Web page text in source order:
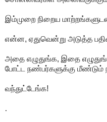
இம்முறை நிறைய
என்ன, ஏதுவென்று அடுத்த
அதை எழுதுங்க, இதை
போட்ட நண்பர்களுக்கு மீண்டும்
வந்துட்டேங்க!
.